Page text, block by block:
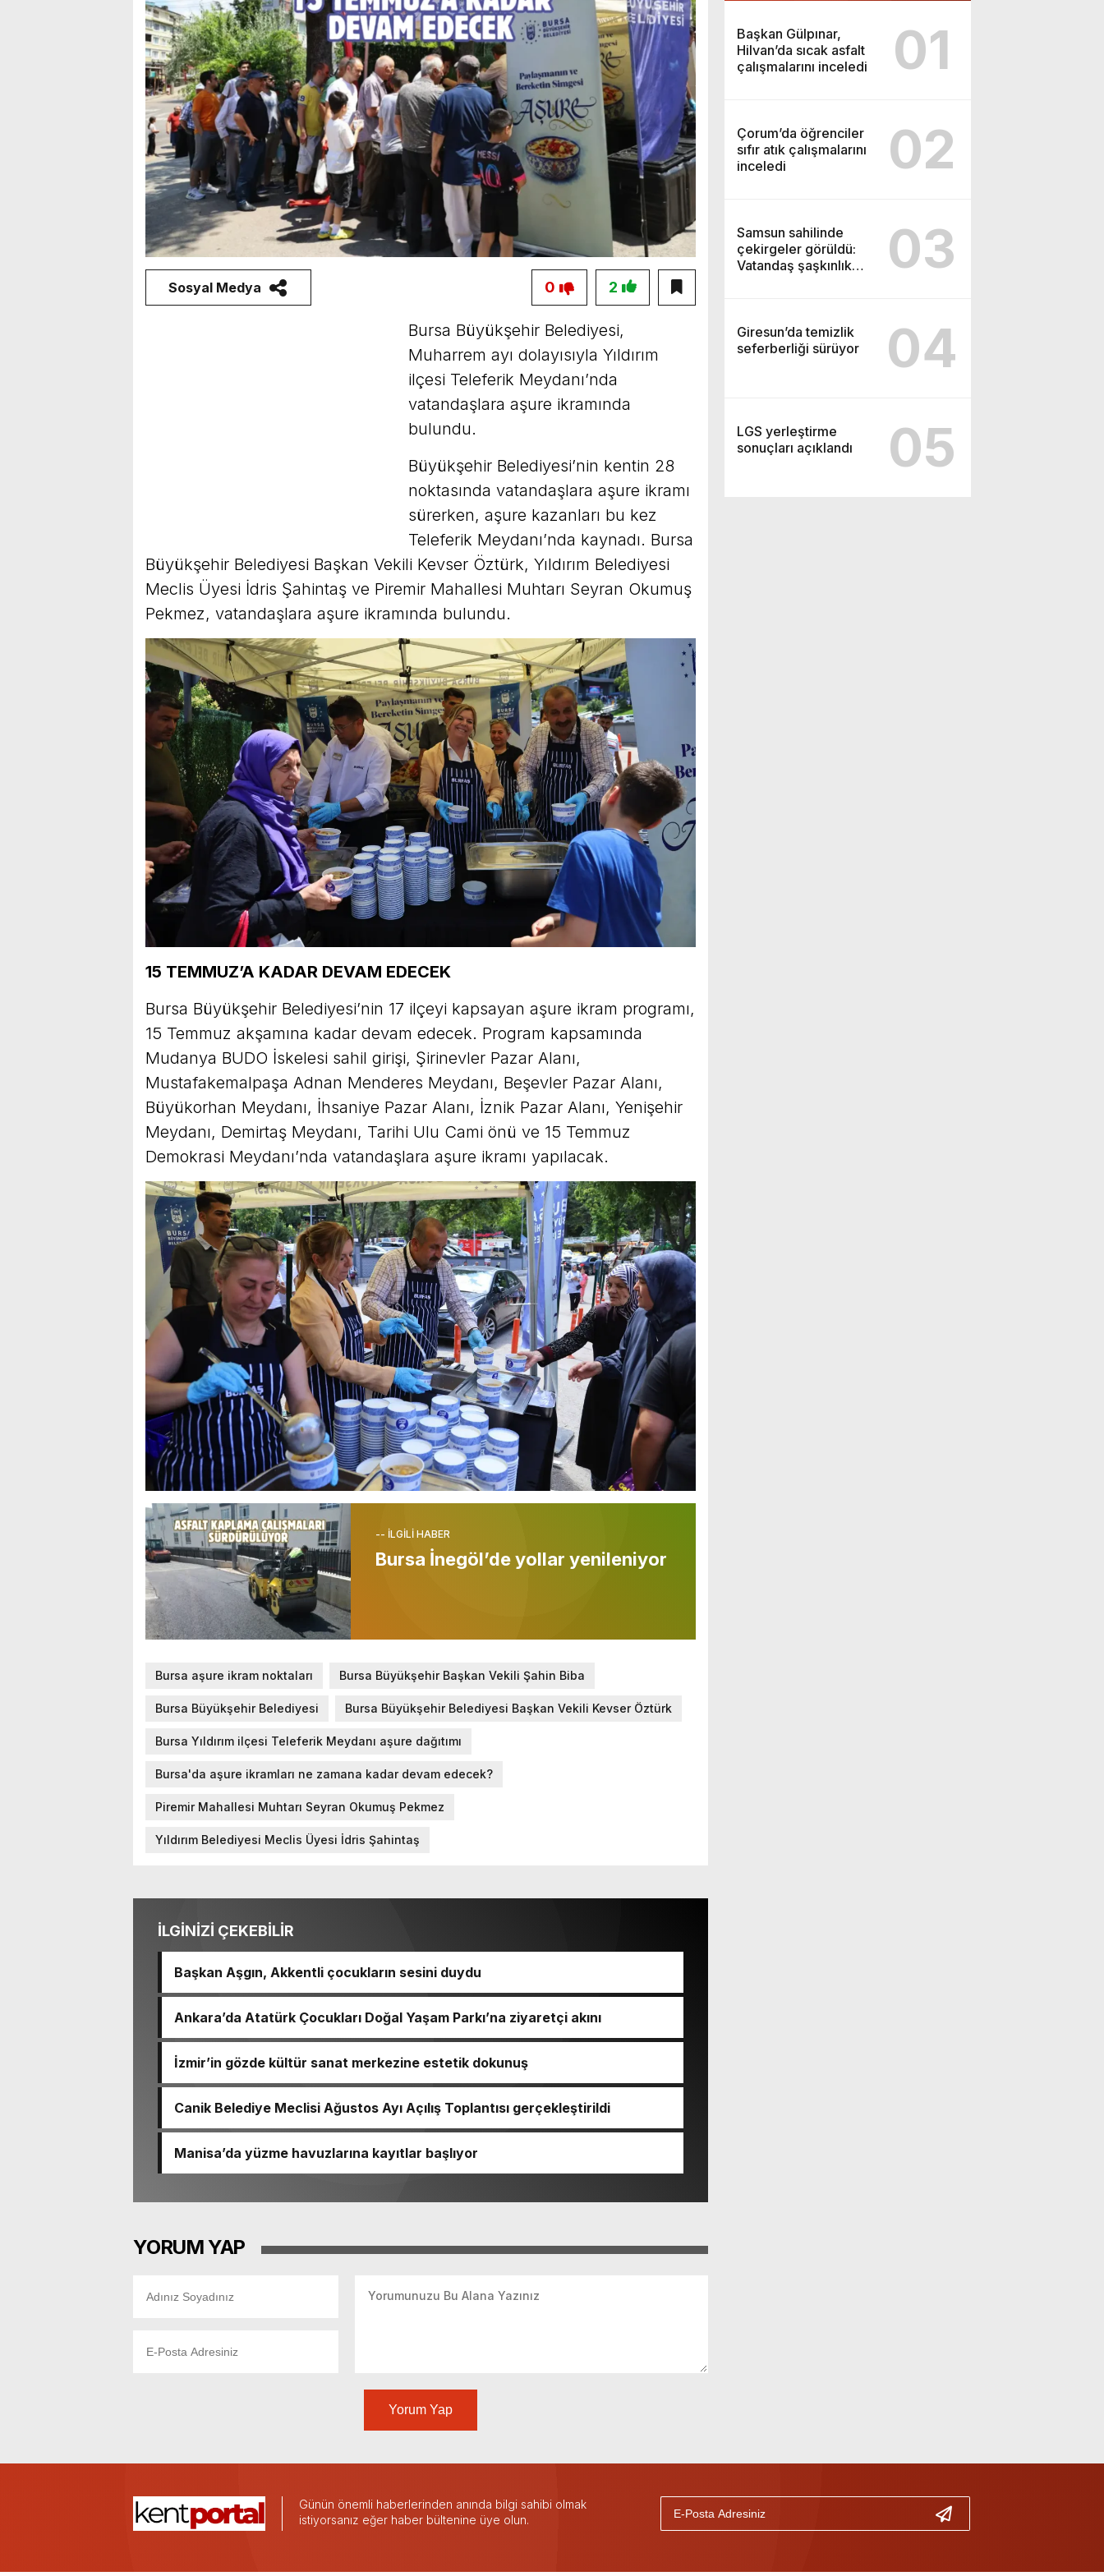
Başkan Gülpınar,
Hilvan’da sıcak asfalt
çalışmalarını inceledi
01
Çorum’da öğrenciler
sıfır atık çalışmalarını
inceledi
02
Samsun sahilinde
çekirgeler görüldü:
Vatandaş şaşkınlık
03
Giresun’da temizlik
seferberliği sürüyor
04
LGS yerleştirme
sonuçları açıklandı
05
Sosyal Medya 2
0
Bursa Büyükşehir Belediyesi,
Muharrem ayı dolayısıyla Yıldırım
ilçesi Teleferik Meydanı’nda
vatandaşlara aşure ikramında
bulundu.
Büyükşehir Belediyesi’nin kentin 28
noktasında vatandaşlara aşure ikramı
sürerken, aşure kazanları bu kez
Teleferik Meydanı’nda kaynadı. Bursa
Büyükşehir Belediyesi Başkan Vekili Kevser Öztürk, Yıldırım Belediyesi
Meclis Üyesi İdris Şahintaş ve Piremir Mahallesi Muhtarı Seyran Okumuş
Pekmez, vatandaşlara aşure ikramında bulundu.
15 TEMMUZ’A KADAR DEVAM EDECEK
Bursa Büyükşehir Belediyesi’nin 17 ilçeyi kapsayan aşure ikram programı,
15 Temmuz akşamına kadar devam edecek. Program kapsamında
Mudanya BUDO İskelesi sahil girişi, Şirinevler Pazar Alanı,
Mustafakemalpaşa Adnan Menderes Meydanı, Beşevler Pazar Alanı,
Büyükorhan Meydanı, İhsaniye Pazar Alanı, İznik Pazar Alanı, Yenişehir
Meydanı, Demirtaş Meydanı, Tarihi Ulu Cami önü ve 15 Temmuz
Demokrasi Meydanı’nda vatandaşlara aşure ikramı yapılacak.
-- İLGİLİ HABER
Bursa İnegöl’de yollar yenileniyor
Bursa aşure ikram noktaları Bursa Büyükşehir Başkan Vekili Şahin Biba
Bursa Büyükşehir Belediyesi Bursa Büyükşehir Belediyesi Başkan Vekili Kevser Öztürk
Bursa Yıldırım ilçesi Teleferik Meydanı aşure dağıtımı
Bursa'da aşure ikramları ne zamana kadar devam edecek?
Piremir Mahallesi Muhtarı Seyran Okumuş Pekmez
Yıldırım Belediyesi Meclis Üyesi İdris Şahintaş
İLGİNİZİ ÇEKEBİLİR
Başkan Aşgın, Akkentli çocukların sesini duydu
Ankara’da Atatürk Çocukları Doğal Yaşam Parkı’na ziyaretçi akını
İzmir’in gözde kültür sanat merkezine estetik dokunuş
Canik Belediye Meclisi Ağustos Ayı Açılış Toplantısı gerçekleştirildi
Manisa’da yüzme havuzlarına kayıtlar başlıyor
YORUM YAP
Yorum Yap
Günün önemli haberlerinden anında bilgi sahibi olmak
istiyorsanız eğer haber bültenine üye olun.